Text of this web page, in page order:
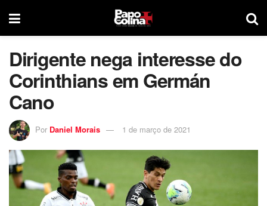
Dirigente nega interesse do
Corinthians em Germán
Cano
Por Daniel Morais 1 de março de 2021